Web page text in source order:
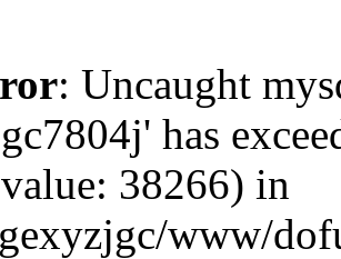
: Uncaught
has
38266) in
www/